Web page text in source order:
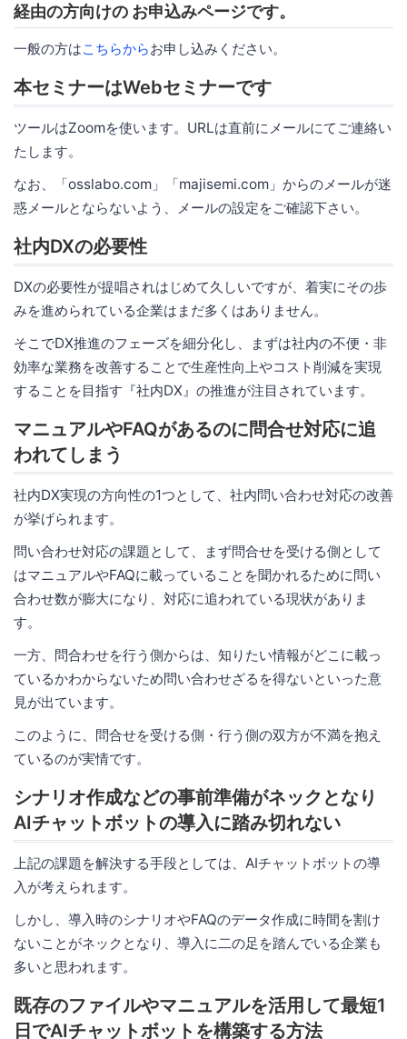
経由の方向けの お申込みページです。
一般の方はこちらからお申し込みください。
本セミナーはWebセミナーです
ツールはZoomを使います。URLは直前にメールにてご連絡い
たします。
なお、「osslabo.com」「majisemi.com」からのメールが迷
惑メールとならないよう、メールの設定をご確認下さい。
社内DXの必要性
DXの必要性が提唱されはじめて久しいですが、着実にその歩
みを進められている企業はまだ多くはありません。
そこでDX推進のフェーズを細分化し、まずは社内の不便・非
効率な業務を改善することで生産性向上やコスト削減を実現
することを目指す『社内DX』の推進が注目されています。
マニュアルやFAQがあるのに問合せ対応に追
われてしまう
社内DX実現の方向性の1つとして、社内問い合わせ対応の改善
が挙げられます。
問い合わせ対応の課題として、まず問合せを受ける側として
はマニュアルやFAQに載っていることを聞かれるために問い
合わせ数が膨大になり、対応に追われている現状がありま
す。
一方、問合わせを行う側からは、知りたい情報がどこに載っ
ているかわからないため問い合わせざるを得ないといった意
見が出ています。
このように、問合せを受ける側・行う側の双方が不満を抱え
ているのが実情です。
シナリオ作成などの事前準備がネックとなり
AIチャットボットの導入に踏み切れない
上記の課題を解決する手段としては、AIチャットボットの導
入が考えられます。
しかし、導入時のシナリオやFAQのデータ作成に時間を割け
ないことがネックとなり、導入に二の足を踏んでいる企業も
多いと思われます。
既存のファイルやマニュアルを活用して最短1
日でAIチャットボットを構築する方法